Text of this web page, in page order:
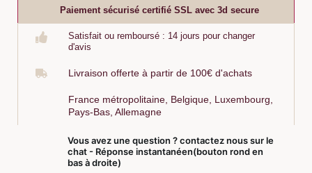
Paiement sécurisé certifié SSL avec 3d secure
Satisfait ou remboursé : 14 jours pour changer
d'avis
Livraison offerte à partir de 100€ d'achats
France métropolitaine, Belgique, Luxembourg,
Pays-Bas, Allemagne
Vous avez une question ? contactez nous sur le
chat - Réponse instantanéen(bouton rond en
bas à droite)